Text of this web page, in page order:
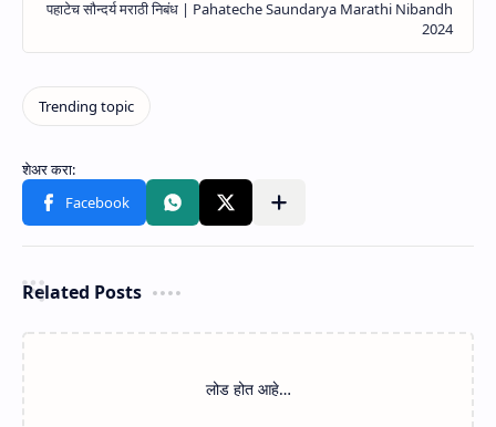
Related Posts
लोड होत आहे…